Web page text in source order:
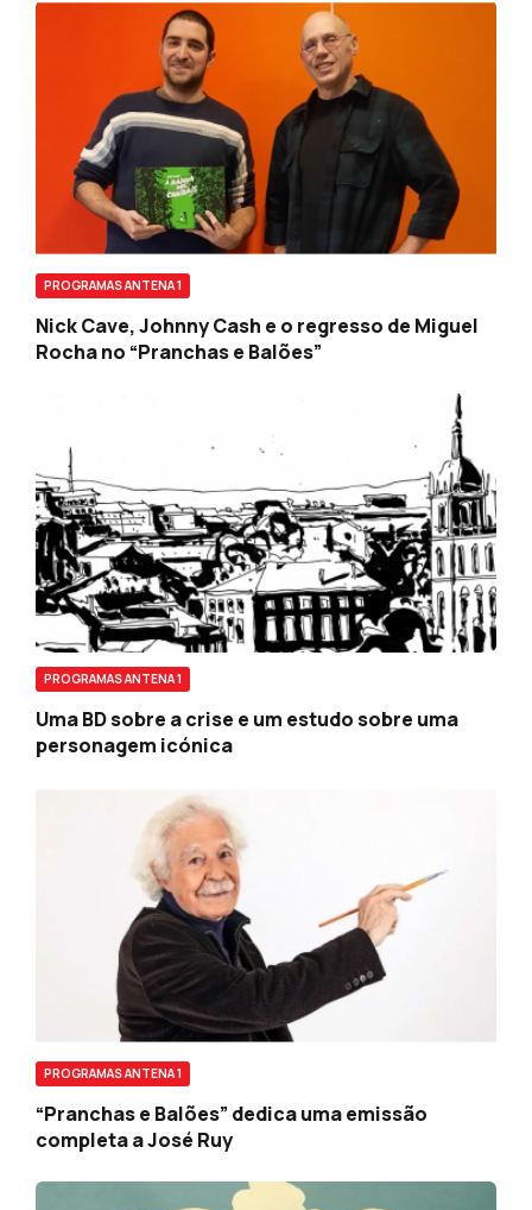
PROGRAMAS ANTENA 1
Nick Cave, Johnny Cash e o regresso de Miguel
Rocha no “Pranchas e Balões”
PROGRAMAS ANTENA 1
Uma BD sobre a crise e um estudo sobre uma
personagem icónica
PROGRAMAS ANTENA 1
“Pranchas e Balões” dedica uma emissão
completa a José Ruy